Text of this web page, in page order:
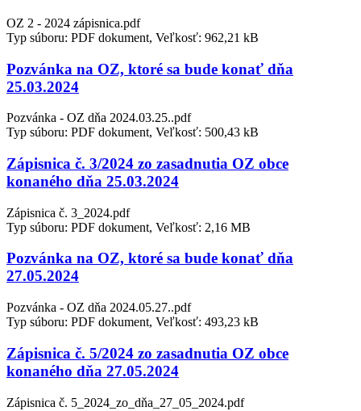
OZ 2 - 2024 zápisnica.pdf
Typ súboru: PDF dokument, Veľkosť: 962,21 kB
Pozvánka na OZ, ktoré sa bude konať dňa
25.03.2024
Pozvánka - OZ dňa 2024.03.25..pdf
Typ súboru: PDF dokument, Veľkosť: 500,43 kB
Zápisnica č. 3/2024 zo zasadnutia OZ obce
konaného dňa 25.03.2024
Zápisnica č. 3_2024.pdf
Typ súboru: PDF dokument, Veľkosť: 2,16 MB
Pozvánka na OZ, ktoré sa bude konať dňa
27.05.2024
Pozvánka - OZ dňa 2024.05.27..pdf
Typ súboru: PDF dokument, Veľkosť: 493,23 kB
Zápisnica č. 5/2024 zo zasadnutia OZ obce
konaného dňa 27.05.2024
Zápisnica č. 5_2024_zo_dňa_27_05_2024.pdf